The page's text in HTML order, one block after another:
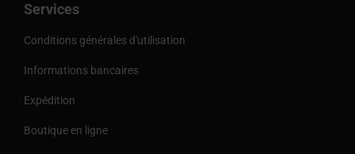
Services
Conditions générales d'utilisation
Informations bancaires
Expédition
Boutique en ligne